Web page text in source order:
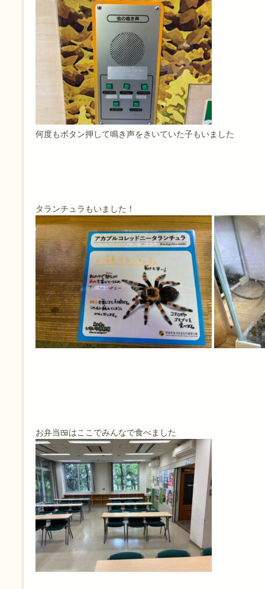
何度もボタン押して鳴き声をきいていた子もいました
タランチュラもいました！
お弁当🍱はここでみんなで食べました